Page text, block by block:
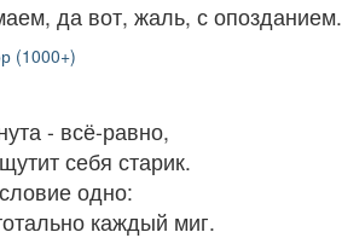
да вот, жаль, с опозданием.
(1000+)
- всё-равно,
себя старик.
одно:
каждый миг.